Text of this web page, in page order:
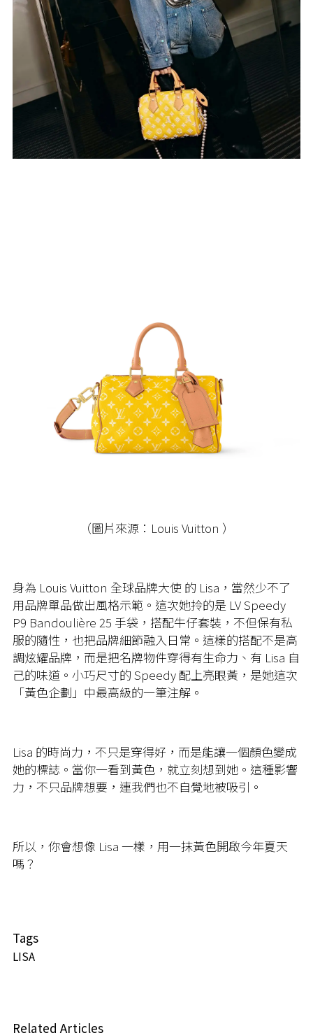
（圖片來源：Louis Vuitton ）
身為 Louis Vuitton 全球品牌大使 的 Lisa，當然少不了
用品牌單品做出風格示範。這次她拎的是 LV Speedy
P9 Bandoulière 25 手袋，搭配牛仔套裝，不但保有私
服的隨性，也把品牌細節融入日常。這樣的搭配不是高
調炫耀品牌，而是把名牌物件穿得有生命力、有 Lisa 自
己的味道。小巧尺寸的 Speedy 配上亮眼黃，是她這次
「黃色企劃」中最高級的一筆注解。
Lisa 的時尚力，不只是穿得好，而是能讓一個顏色變成
她的標誌。當你一看到黃色，就立刻想到她。這種影響
力，不只品牌想要，連我們也不自覺地被吸引。
所以，你會想像 Lisa 一樣，用一抹黃色開啟今年夏天
嗎？
Tags
LISA
Related Articles